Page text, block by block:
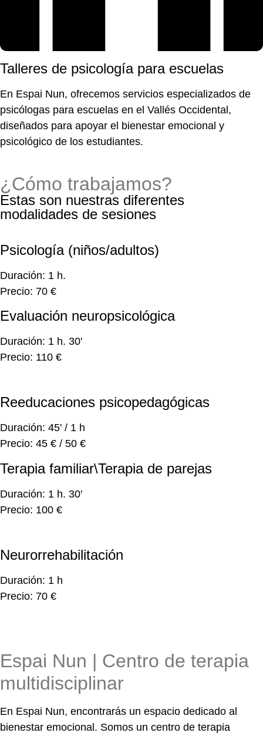
Talleres de psicología para escuelas
En Espai Nun, ofrecemos servicios especializados de
psicólogas para escuelas en el Vallés Occidental,
diseñados para apoyar el bienestar emocional y
psicológico de los estudiantes.
¿Cómo trabajamos?
Estas son nuestras diferentes
modalidades de sesiones
Psicología (niños/adultos)
Duración: 1 h.
Precio: 70 €
Evaluación neuropsicológica
Duración: 1 h. 30'
Precio: 110 €
Reeducaciones psicopedagógicas
Duración: 45' / 1 h
Precio: 45 € / 50 €
Terapia familiar\Terapia de parejas
Duración: 1 h. 30'
Precio: 100 €
Neurorrehabilitación
Duración: 1 h
Precio: 70 €
Espai Nun | Centro de terapia
multidisciplinar
En Espai Nun, encontrarás un espacio dedicado al
bienestar emocional. Somos un centro de terapia